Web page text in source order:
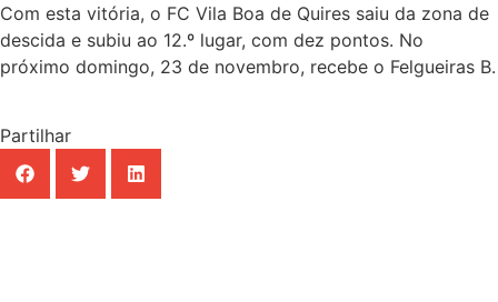
Com esta vitória, o FC Vila Boa de Quires saiu da zona de
descida e subiu ao 12.º lugar, com dez pontos. No
próximo domingo, 23 de novembro, recebe o Felgueiras B.
Partilhar